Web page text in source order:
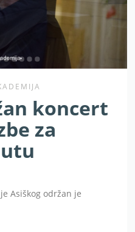
koncert
za
Asiškog održan je